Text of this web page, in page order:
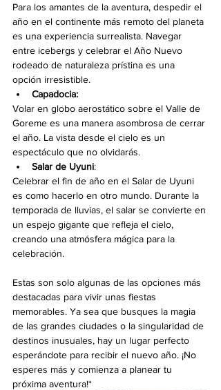
Para los amantes de la aventura, despedir el
año en el continente más remoto del planeta
es una experiencia surrealista. Navegar
entre icebergs y celebrar el Año Nuevo
rodeado de naturaleza prístina es una
opción irresistible.
Capadocia:
Volar en globo aerostático sobre el Valle de
Goreme es una manera asombrosa de cerrar
el año. La vista desde el cielo es un
espectáculo que no olvidarás.
Salar de Uyuni:
Celebrar el fin de año en el Salar de Uyuni
es como hacerlo en otro mundo. Durante la
temporada de lluvias, el salar se convierte en
un espejo gigante que refleja el cielo,
creando una atmósfera mágica para la
celebración.
Estas son solo algunas de las opciones más
destacadas para vivir unas fiestas
memorables. Ya sea que busques la magia
de las grandes ciudades o la singularidad de
destinos inusuales, hay un lugar perfecto
esperándote para recibir el nuevo año. ¡No
esperes más y comienza a planear tu
próxima aventura!*